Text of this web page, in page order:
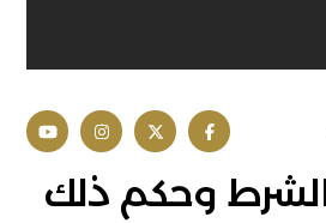
الشرط وحكم ذلك